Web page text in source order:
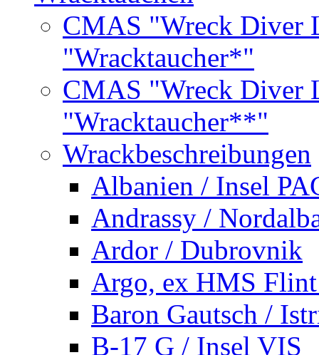
CMAS "Wreck Diver
"Wracktaucher*"
CMAS "Wreck Diver
"Wracktaucher**"
Wrackbeschreibungen
Albanien / Insel
Andrassy /
Ardor / Dubrovnik
Argo, ex HMS
Baron Gautsch /
B-17 G / Insel VIS